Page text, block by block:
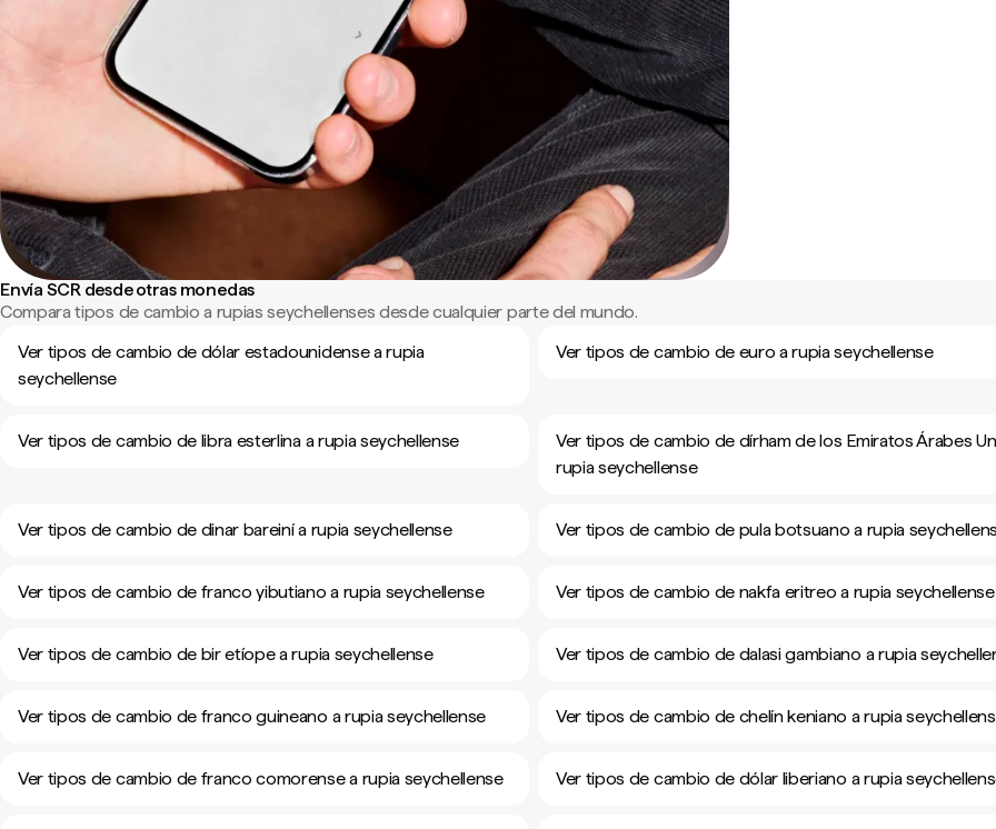
Envía SCR desde otras monedas
Compara tipos de cambio a rupias seychellenses desde cualquier parte del mundo.
Ver tipos de cambio de dólar estadounidense a rupia
seychellense
Ver tipos de cambio de euro a rupia seychellense
Ver tipos de cambio de libra esterlina a rupia seychellense
Ver tipos de cambio de dírham de los Emiratos Árabes
rupia seychellense
Ver tipos de cambio de dinar bareiní a rupia seychellense Ver tipos de cambio de pula botsuano a rupia
Ver tipos de cambio de franco yibutiano a rupia seychellense Ver tipos de cambio de nakfa eritreo a rupia seychellense
Ver tipos de cambio de bir etíope a rupia seychellense Ver tipos de cambio de dalasi gambiano a rupia
Ver tipos de cambio de franco guineano a rupia seychellense Ver tipos de cambio de chelín keniano a rupia
Ver tipos de cambio de franco comorense a rupia seychellense Ver tipos de cambio de dólar liberiano a rupia